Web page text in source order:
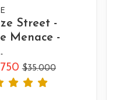
Street -
Menace -
$35.000